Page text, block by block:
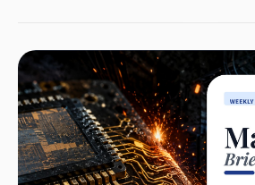
메타는 남아도는 컴퓨트 유휴 용량을 활용하기
전환을 선언합니다. 이 두 가지 사건은 결국 순수
네오클라우드의 붕괴를 촉발했습니다.동시에
한국은 메모리 슈퍼사이클을 단기적인 호황에서 구
만드는 5000조원의 메가프로젝트를 시작했습니
'희소성 공급자'에서 '시스템 공동설계자'로 올라설
올랐음을 의미합니다. 우주 산업에서는 스페이스X
수직통합 모델이 '우주 기업'의 정의를 다시 쓰고